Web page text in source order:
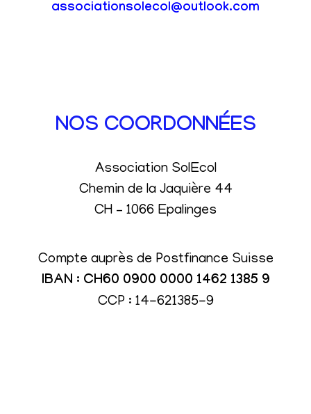
associationsolecol@outlook.com
NOS COORDONNÉES
Association SolEcol
Chemin de la Jaquière 44
CH – 1066 Epalinges
Compte auprès de Postfinance Suisse
IBAN : CH60 0900 0000 1462 1385 9
CCP : 14-621385-9